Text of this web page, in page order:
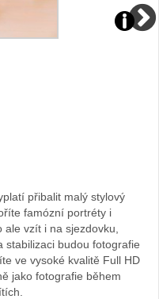
Zdroj:
přibalit malý stylový
famózní portréty i
vzít i na sjezdovku,
stabilizaci budou fotografie
ve vysoké kvalitě Full HD
jako fotografie během